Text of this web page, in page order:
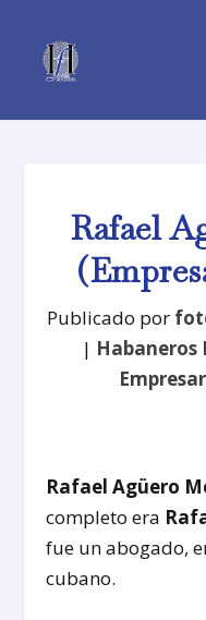
Rafael
Publicado por
| Habaneros
Rafael Agüero
completo era
fue un abogado,
cubano.